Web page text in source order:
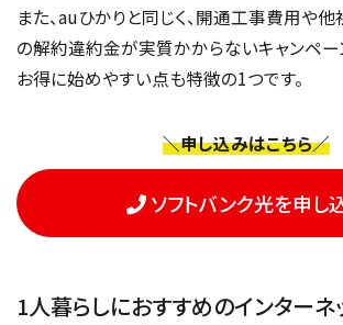
また、auひかりと同じく、開通工事費用や
の解約違約金が実質かからないキャンペー
お得に始めやすい点も特徴の1つです。
＼申し込みはこちら／
ソフトバンク光を申し
1人暮らしにおすすめのインターネ